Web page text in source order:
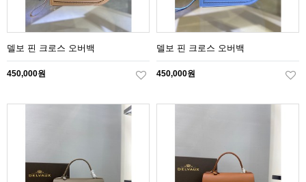
델보 핀 크로스 오버백
450,000원
델보 핀 크로스 오버백
450,000원